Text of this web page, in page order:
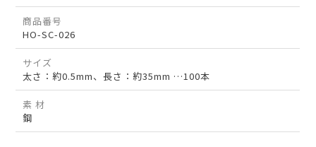
商品番号
HO-SC-026
サイズ
太さ：約0.5mm、長さ：約35mm …100本
素 材
鋼